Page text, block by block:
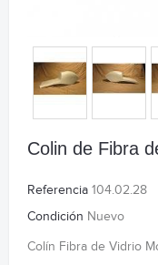
Colin de Fibra
Referencia 104.02.28
Condición Nuevo
Colín Fibra de Vidrio